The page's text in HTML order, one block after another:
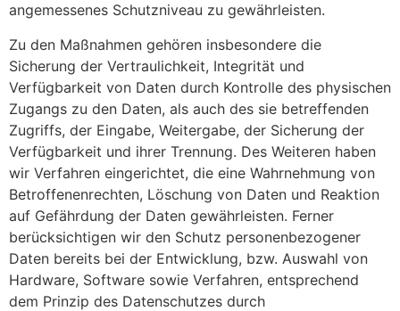
angemessenes Schutzniveau zu gewährleisten.
Zu den Maßnahmen gehören insbesondere die
Sicherung der Vertraulichkeit, Integrität und
Verfügbarkeit von Daten durch Kontrolle des physischen
Zugangs zu den Daten, als auch des sie betreffenden
Zugriffs, der Eingabe, Weitergabe, der Sicherung der
Verfügbarkeit und ihrer Trennung. Des Weiteren haben
wir Verfahren eingerichtet, die eine Wahrnehmung von
Betroffenenrechten, Löschung von Daten und Reaktion
auf Gefährdung der Daten gewährleisten. Ferner
berücksichtigen wir den Schutz personenbezogener
Daten bereits bei der Entwicklung, bzw. Auswahl von
Hardware, Software sowie Verfahren, entsprechend
dem Prinzip des Datenschutzes durch